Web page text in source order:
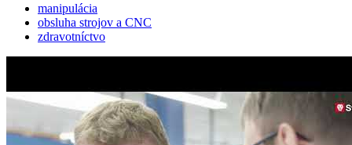
manipulácia
obsluha strojov a CNC
zdravotníctvo